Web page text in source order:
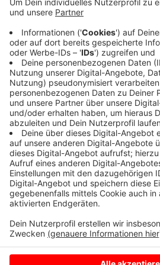
Anzeige
Der Grund: Die Stadt muss hier
lassen. Die abgestorbene und
Buche ist nicht mehr zu retten.
zudem festgestellt, dass die
und der Baum nicht mehr
Anzeige
Anzeige